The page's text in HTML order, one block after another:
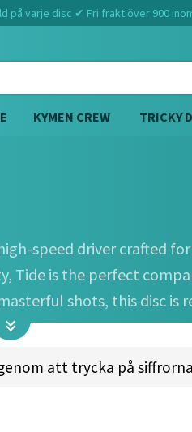
på varje disc ✔ Fri frakt över 900
KYMEN CREW TRICKY
speed driver crafted
Tide is the perfect
shots, this disc is
l Height: 1.8cm lRim
att trycka på siffrorna